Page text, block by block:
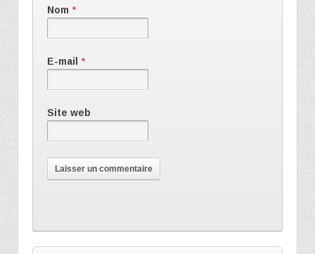
Nom *
E-mail *
Site web